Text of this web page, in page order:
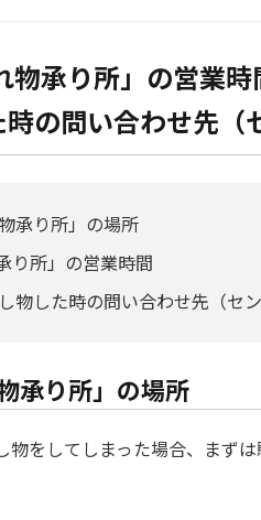
物承り所」の営業
の問い合わせ先（
承り所」の場所
り所」の営業時間
物した時の問い合わせ先（セン
承り所」の場所
をしてしまった場合、まずは